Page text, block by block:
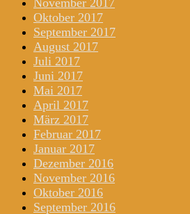
November 2017
Oktober 2017
September 2017
August 2017
Juli 2017
Juni 2017
Mai 2017
April 2017
März 2017
Februar 2017
Januar 2017
Dezember 2016
November 2016
Oktober 2016
September 2016